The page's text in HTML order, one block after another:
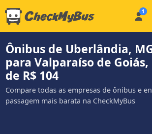
Ônibus de Uberlândia,
para Valparaíso de
de R$ 104
Compare todas as empresas de ônibus e
passagem mais barata na CheckMyBus